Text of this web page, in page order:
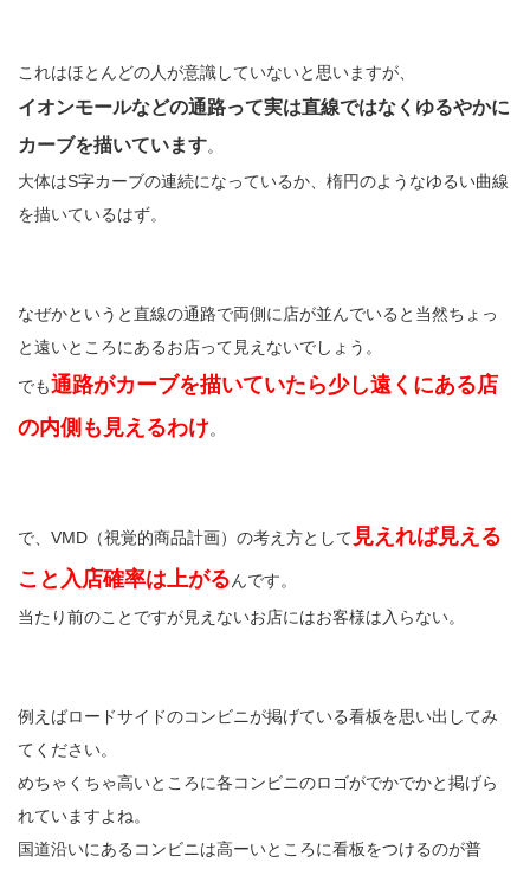
これはほとんどの人が意識していないと思いますが、
イオンモールなどの通路って実は直線ではなくゆるやかに
カーブを描いています。
大体はS字カーブの連続になっているか、楕円のようなゆるい曲線
を描いているはず。
なぜかというと直線の通路で両側に店が並んでいると当然ちょっ
と遠いところにあるお店って見えないでしょう。
でも通路がカーブを描いていたら少し遠くにある店
の内側も見えるわけ。
で、VMD（視覚的商品計画）の考え方として 見えれば見える
こと入店確率は上がるんです。
当たり前のことですが見えないお店にはお客様は入らない。
例えばロードサイドのコンビニが掲げている看板を思い出してみ
てください。
めちゃくちゃ高いところに各コンビニのロゴがでかでかと掲げら
れていますよね。
国道沿いにあるコンビニは高ーいところに看板をつけるのが普